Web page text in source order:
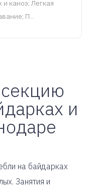
и каноэ; Легкая
П...
и
на байдарках
Занятия и